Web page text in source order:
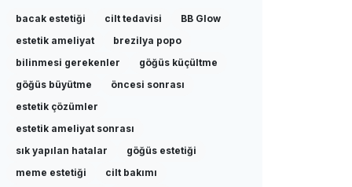
bacak estetiği cilt tedavisi
BB Glow
estetik ameliyat
brezilya popo
bilinmesi gerekenler
göğüs küçültme
göğüs büyütme
öncesi sonrası
estetik çözümler
estetik ameliyat sonrası
sık yapılan hatalar
göğüs estetiği
meme estetiği
cilt bakımı